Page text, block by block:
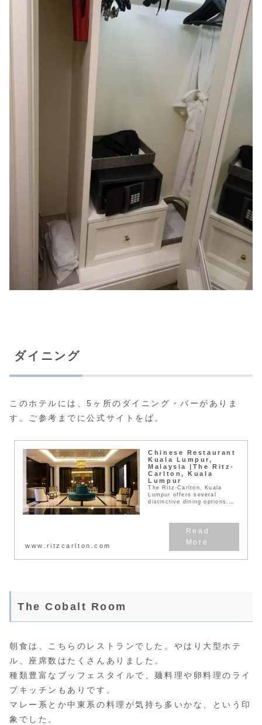
ダイニング
このホテルには、5ヶ所のダイニング・バーがありま
す。ご参考までに公式サイトをば。
Chinese Restaurant
Kuala Lumpur,
Malaysia |The Ritz-
Carlton, Kuala
Lumpur
The Ritz-Carlton, Kuala
Lumpur offers several
distinctive dining options,
www.ritzcarlton.com
国
外
行】
The
The Cobalt Room
朝食は、こちらのレストランでした。やはり大型ホテ
ル、座席数はたくさんありました。
種類豊富なブッフェスタイルで、麺料理や卵料理のライ
ブキッチンもありです。
マレー系とか中東系の料理が気持ち多いかな、という印
象でした。